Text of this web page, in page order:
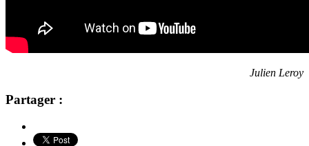
Julien Leroy
Partager :